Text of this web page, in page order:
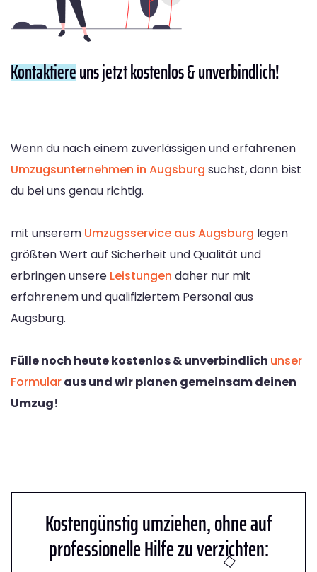
Kontaktiereuns jetzt kostenlos & unverbindlich!
Wenn du nach einem zuverlässigen und erfahrenen
Umzugsunternehmen in Augsburg suchst, dann bist
du bei uns genau richtig.
mit unserem Umzugsservice aus Augsburg legen
größten Wert auf Sicherheit und Qualität und
erbringen unsere Leistungen daher nur mit
erfahrenem und qualifiziertem Personal aus
Augsburg.
Fülle noch heute kostenlos & unverbindlich unser
Formularaus und wir planen gemeinsam deinen
Umzug!
Kostengünstig umziehen, ohne auf
professionelle Hilfe zu verzichten: